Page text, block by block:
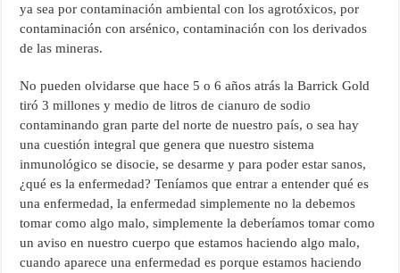
ya sea por contaminación ambiental con los agrotóxicos, por
contaminación con arsénico, contaminación con los derivados
de las mineras.
No pueden olvidarse que hace 5 o 6 años atrás la Barrick Gold
tiró 3 millones y medio de litros de cianuro de sodio
contaminando gran parte del norte de nuestro país, o sea hay
una cuestión integral que genera que nuestro sistema
inmunológico se disocie, se desarme y para poder estar sanos,
¿qué es la enfermedad? Teníamos que entrar a entender qué es
una enfermedad, la enfermedad simplemente no la debemos
tomar como algo malo, simplemente la deberíamos tomar como
un aviso en nuestro cuerpo que estamos haciendo algo malo,
cuando aparece una enfermedad es porque estamos haciendo